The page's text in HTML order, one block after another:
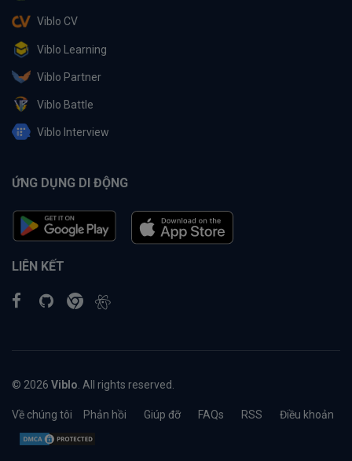
Viblo CV
Viblo Learning
Viblo Partner
Viblo Battle
Viblo Interview
ỨNG DỤNG DI ĐỘNG
LIÊN KẾT
© 2026 Viblo . All rights reserved.
Về chúng tôi Phản hồi Giúp đỡ FAQs RSS Điều khoản